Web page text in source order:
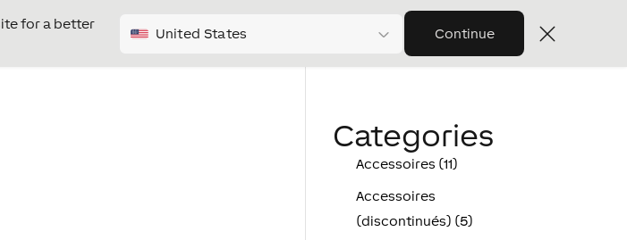
for a better
United States Continue
Categories
Accessoires (11)
Accessoires
(discontinués) (5)